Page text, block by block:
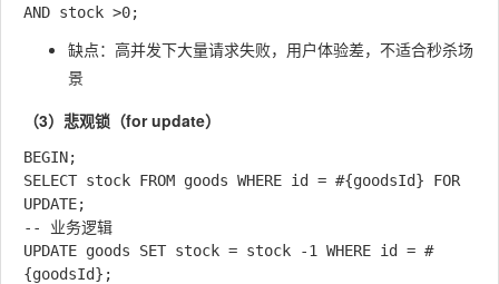
缺点：高并发下大量请求失败，用户体验差，不适合秒杀场
景
（3）悲观锁（for update）
BEGIN;
SELECT stock FROM goods WHERE id = #{goodsId} FOR
UPDATE;
-- 业务逻辑
UPDATE goods SET stock = stock -1 WHERE id = #
{goodsId};